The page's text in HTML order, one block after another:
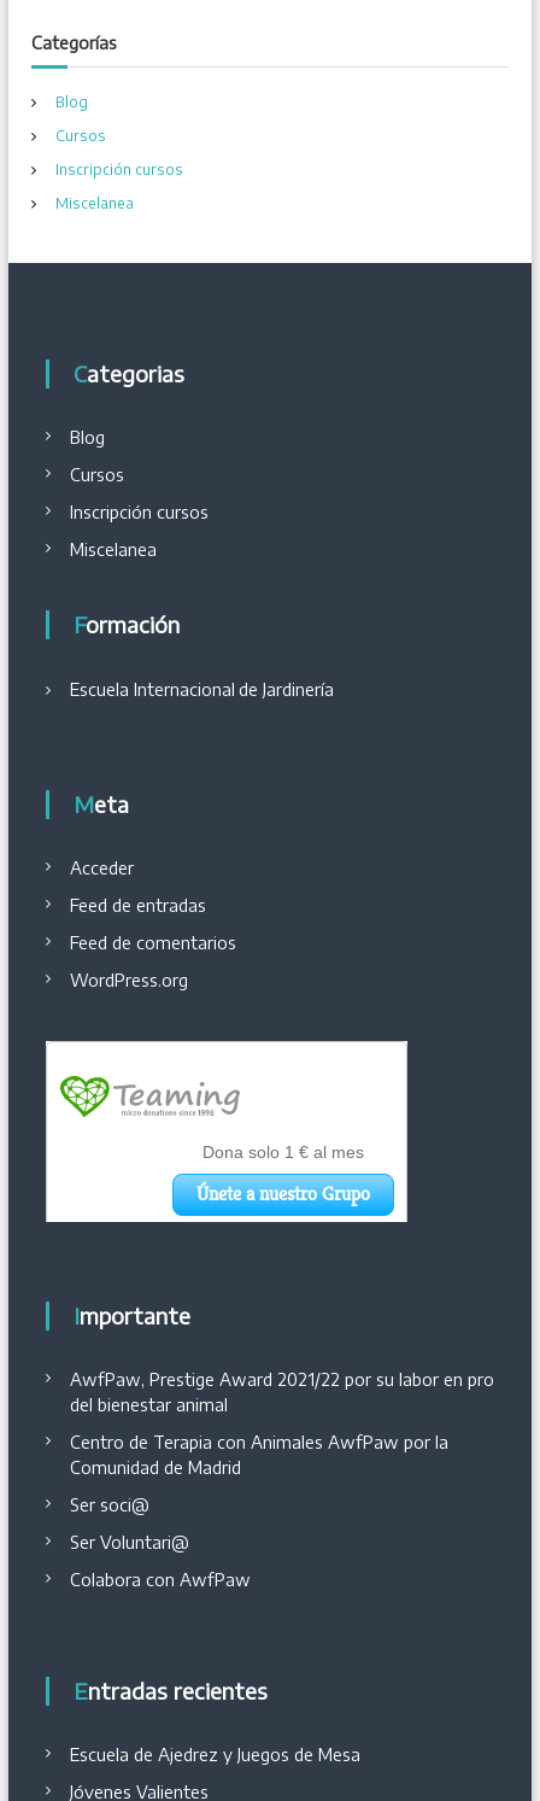
h
v
o
Categorías
Blog
Cursos
Inscripción cursos
Miscelanea
Categorias
Blog
Cursos
Inscripción cursos
Miscelanea
Formación
Escuela Internacional de Jardinería
Meta
Acceder
Feed de entradas
Feed de comentarios
WordPress.org
Importante
AwfPaw, Prestige Award 2021/22 por su labor en pro
del bienestar animal
Centro de Terapia con Animales AwfPaw por la
Comunidad de Madrid
Ser soci@
Ser Voluntari@
Colabora con AwfPaw
Entradas recientes
Escuela de Ajedrez y Juegos de Mesa
Jóvenes Valientes